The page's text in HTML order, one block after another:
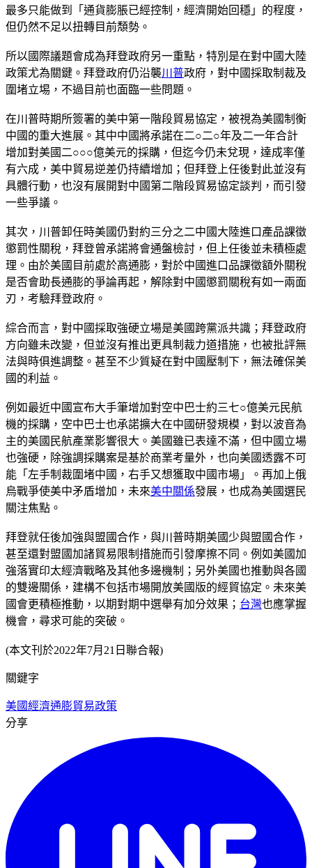
最多只能做到「通貨膨脹已經控制，經濟開始回穩」的程度，
但仍然不足以扭轉目前頽勢。
所以國際議題會成為拜登政府另一重點，特別是在對中國大陸
政策尤為關鍵。拜登政府仍沿襲川普政府，對中國採取制裁及
圍堵立埸，不過目前也面臨一些問題。
在川普時期所簽署的美中第一階段貿易協定，被視為美國制衡
中國的重大進展。其中中國將承諾在二○二○年及二一年合計
增加對美國二○○○億美元的採購，但迄今仍未兌現，達成率僅
有六成，美中貿易逆差仍持續增加；但拜登上任後對此並沒有
具體行動，也沒有展開對中國第二階段貿易協定談判，而引發
一些爭議。
其次，川普卸任時美國仍對約三分之二中國大陸進口產品課徵
懲罰性關稅，拜登曾承諾將會通盤檢討，但上任後並未積極處
理。由於美國目前處於高通膨，對於中國進口品課徵額外關稅
是否會助長通膨的爭論再起，解除對中國懲罰關稅有如一兩面
刃，考驗拜登政府。
綜合而言，對中國採取強硬立場是美國跨黨派共識；拜登政府
方向雖未改變，但並沒有推出更具制裁力道措施，也被批評無
法與時俱進調整。甚至不少質疑在對中國壓制下，無法確保美
國的利益。
例如最近中國宣布大手筆增加對空中巴士約三七○億美元民航
機的採購，空中巴士也承諾擴大在中國研發規模，對以波音為
主的美國民航產業影響很大。美國雖已表達不滿，但中國立場
也強硬，除強調採購案是基於商業考量外，也向美國透露不可
能「左手制裁圍堵中國，右手又想獲取中國市場」。再加上俄
烏戰爭使美中矛盾增加，未來美中關係發展，也成為美國選民
關注焦點。
拜登就任後加強與盟國合作，與川普時期美國少與盟國合作，
甚至還對盟國加諸貿易限制措施而引發摩擦不同。例如美國加
強落實印太經濟戰略及其他多邊機制；另外美國也推動與各國
的雙邊關係，建構不包括市場開放美國版的經貿協定。未來美
國會更積極推動，以期對期中選舉有加分效果； 台灣也應掌握
機會，尋求可能的突破。
(本文刊於2022年7月21日聯合報)
關鍵字
美國經濟通膨貿易政策
分享